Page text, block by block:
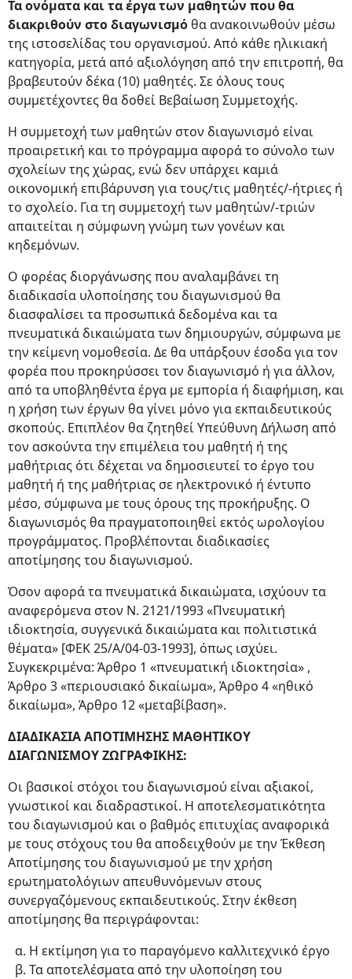
Τα ονόματα και τα έργα των μαθητών που θα
διακριθούν στο διαγωνισμόθα ανακοινωθούν μέσω
της ιστοσελίδας του οργανισμού. Από κάθε ηλικιακή
κατηγορία, μετά από αξιολόγηση από την επιτροπή, θα
βραβευτούν δέκα (10) μαθητές. Σε όλους τους
συμμετέχοντες θα δοθεί Βεβαίωση Συμμετοχής.
Η συμμετοχή των μαθητών στον διαγωνισμό είναι
προαιρετική και το πρόγραμμα αφορά το σύνολο των
σχολείων της χώρας, ενώ δεν υπάρχει καμιά
οικονομική επιβάρυνση για τους/τις μαθητές/-ήτριες ή
το σχολείο. Για τη συμμετοχή των μαθητών/-τριών
απαιτείται η σύμφωνη γνώμη των γονέων και
κηδεμόνων.
Ο φορέας διοργάνωσης που αναλαμβάνει τη
διαδικασία υλοποίησης του διαγωνισμού θα
διασφαλίσει τα προσωπικά δεδομένα και τα
πνευματικά δικαιώματα των δημιουργών, σύμφωνα με
την κείμενη νομοθεσία. Δε θα υπάρξουν έσοδα για τον
φορέα που προκηρύσσει τον διαγωνισμό ή για άλλον,
από τα υποβληθέντα έργα με εμπορία ή διαφήμιση, και
η χρήση των έργων θα γίνει μόνο για εκπαιδευτικούς
σκοπούς. Επιπλέον θα ζητηθεί Υπεύθυνη Δήλωση από
τον ασκούντα την επιμέλεια του μαθητή ή της
μαθήτριας ότι δέχεται να δημοσιευτεί το έργο του
μαθητή ή της μαθήτριας σε ηλεκτρονικό ή έντυπο
μέσο, σύμφωνα με τους όρους της προκήρυξης. Ο
διαγωνισμός θα πραγματοποιηθεί εκτός ωρολογίου
προγράμματος. Προβλέπονται διαδικασίες
αποτίμησης του διαγωνισμού.
Όσον αφορά τα πνευματικά δικαιώματα, ισχύουν τα
αναφερόμενα στον Ν. 2121/1993 «Πνευματική
ιδιοκτησία, συγγενικά δικαιώματα και πολιτιστικά
θέματα» [ΦΕΚ 25/Α/04-03-1993], όπως ισχύει.
Συγκεκριμένα: Άρθρο 1 «πνευματική ιδιοκτησία» ,
Άρθρο 3 «περιουσιακό δικαίωμα», Άρθρο 4 «ηθικό
δικαίωμα», Άρθρο 12 «μεταβίβαση».
ΔΙΑΔΙΚΑΣΙΑ ΑΠΟΤΙΜΗΣΗΣ ΜΑΘΗΤΙΚΟΥ
ΔΙΑΓΩΝΙΣΜΟΥ ΖΩΓΡΑΦΙΚΗΣ:
Οι βασικοί στόχοι του διαγωνισμού είναι αξιακοί,
γνωστικοί και διαδραστικοί. Η αποτελεσματικότητα
του διαγωνισμού και ο βαθμός επιτυχίας αναφορικά
με τους στόχους του θα αποδειχθούν με την Έκθεση
Αποτίμησης του διαγωνισμού με την χρήση
ερωτηματολόγιων απευθυνόμενων στους
συνεργαζόμενους εκπαιδευτικούς. Στην έκθεση
αποτίμησης θα περιγράφονται:
Η εκτίμηση για το παραγόμενο καλλιτεχνικό έργο
Τα αποτελέσματα από την υλοποίηση του